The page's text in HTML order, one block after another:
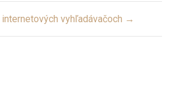
vyhľadávačoch →